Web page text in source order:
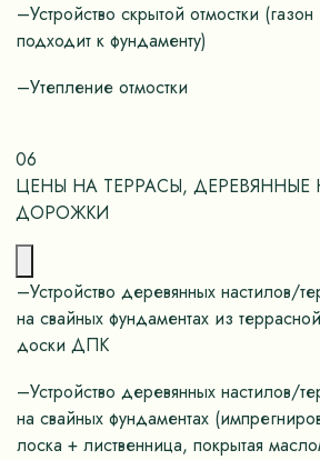
–Устройство скрытой отмостки (газон
подходит к фундаменту)
–Утепление отмостки
06
ЦЕНЫ НА ТЕРРАСЫ, ДЕРЕВЯННЫЕ
ДОРОЖКИ
–Устройство деревянных настилов/
на свайных фундаментах из террасной
доски ДПК
–Устройство деревянных настилов/
на свайных фундаментах
лоска + лиственница, покрытая